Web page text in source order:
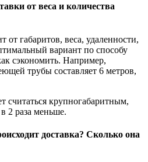
от веса и количества
от габаритов, веса, удаленности,
вариант по способу
сэкономить. Например,
трубы составляет 6 метров,
считаться крупногабаритным,
2 раза меньше.
доставка? Сколько она